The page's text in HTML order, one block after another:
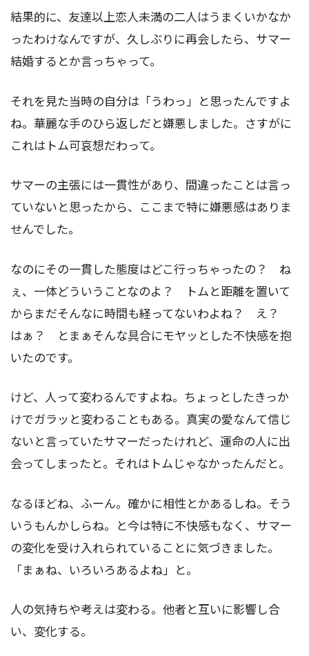
結果的に、友達以上恋人未満の二人はうまくいかなか
ったわけなんですが、久しぶりに再会したら、サマー
結婚するとか言っちゃって。
それを見た当時の自分は「うわっ」と思ったんですよ
ね。華麗な手のひら返しだと嫌悪しました。さすがに
これはトム可哀想だわって。
サマーの主張には一貫性があり、間違ったことは言っ
ていないと思ったから、ここまで特に嫌悪感はありま
せんでした。
なのにその一貫した態度はどこ行っちゃったの？ ね
ぇ、一体どういうことなのよ？ トムと距離を置いて
からまだそんなに時間も経ってないわよね？ え？
はぁ？ とまぁそんな具合にモヤッとした不快感を抱
いたのです。
けど、人って変わるんですよね。ちょっとしたきっか
けでガラッと変わることもある。真実の愛なんて信じ
ないと言っていたサマーだったけれど、運命の人に出
会ってしまったと。それはトムじゃなかったんだと。
なるほどね、ふーん。確かに相性とかあるしね。そう
いうもんかしらね。と今は特に不快感もなく、サマー
の変化を受け入れられていることに気づきました。
「まぁね、いろいろあるよね」と。
人の気持ちや考えは変わる。他者と互いに影響し合
い、変化する。